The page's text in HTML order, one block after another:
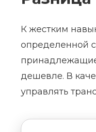
К жестким
определенной
дешевле. В
управлять